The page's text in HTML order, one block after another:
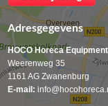
Adresgegevens
HOCO Horeca
Weerenweg 35
1161 AG Zwanenburg
E-mail: